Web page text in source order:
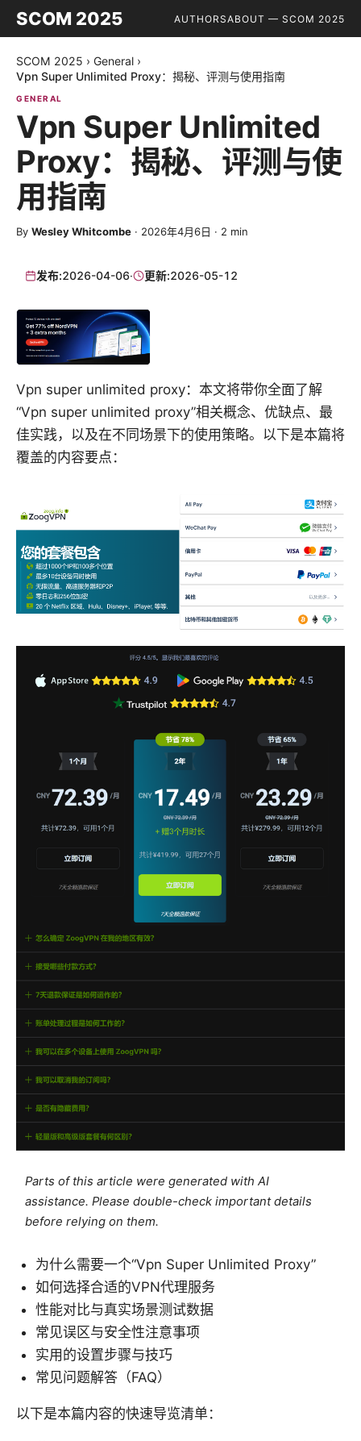
SCOM 2025 AUTHORSABOUT — SCOM 2025
SCOM 2025 › General ›
Vpn Super Unlimited Proxy：揭秘、评测与使用指南
GENERAL
Vpn Super Unlimited
Proxy：揭秘、评测与使
用指南
By Wesley Whitcombe · 2026年4月6日 · 2 min
发布:2026-04-06· 更新:2026-05-12
Vpn super unlimited proxy：本文将带你全面了解
“Vpn super unlimited proxy”相关概念、优缺点、最
佳实践，以及在不同场景下的使用策略。以下是本篇将
覆盖的内容要点：
Parts of this article were generated with AI
assistance. Please double-check important details
before relying on them.
为什么需要一个“Vpn Super Unlimited Proxy”
如何选择合适的VPN代理服务
性能对比与真实场景测试数据
常见误区与安全性注意事项
实用的设置步骤与技巧
常见问题解答（FAQ）
以下是本篇内容的快速导览清单：